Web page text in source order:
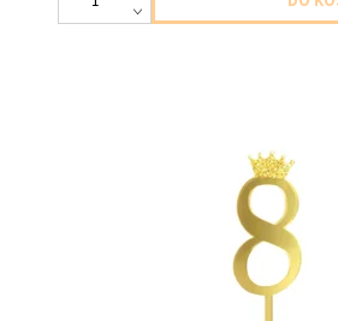
plastova dekoracia cislo ,,8,, zlata s